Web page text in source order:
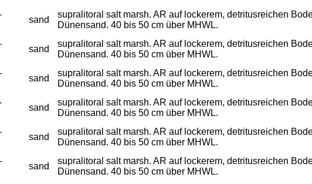
sand
supralitoral salt marsh. AR auf lockerem, detritusreichen
Dünensand. 40 bis 50 cm über MHWL.
sand
supralitoral salt marsh. AR auf lockerem, detritusreichen
Dünensand. 40 bis 50 cm über MHWL.
sand
supralitoral salt marsh. AR auf lockerem, detritusreichen
Dünensand. 40 bis 50 cm über MHWL.
sand
supralitoral salt marsh. AR auf lockerem, detritusreichen
Dünensand. 40 bis 50 cm über MHWL.
sand
supralitoral salt marsh. AR auf lockerem, detritusreichen
Dünensand. 40 bis 50 cm über MHWL.
sand
supralitoral salt marsh. AR auf lockerem, detritusreichen
Dünensand. 40 bis 50 cm über MHWL.